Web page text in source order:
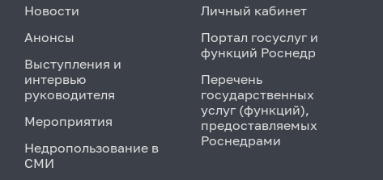
Новости
Анонсы
Выступления и
интервью
руководителя
Мероприятия
Недропользование в
СМИ
Личный кабинет
Портал госуслуг и
функций Роснедр
Перечень
государственных
услуг (функций),
предоставляемых
Роснедрами